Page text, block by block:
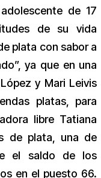
de 17
de su vida
plata con sabor a
ya que en una
y Mari Leivis
platas, para
libre Tatiana
de plata, una de
el saldo de los
en el puesto 66.